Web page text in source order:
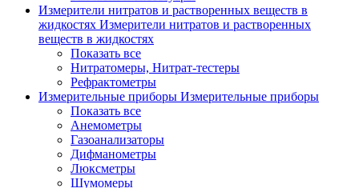
Измерители нитратов и растворенных веществ в
жидкостях Измерители нитратов и растворенных
веществ в жидкостях
Показать все
Нитратомеры, Нитрат-тестеры
Рефрактометры
Измерительные приборы Измерительные приборы
Показать все
Анемометры
Газоанализаторы
Дифманометры
Люксметры
Шумомеры